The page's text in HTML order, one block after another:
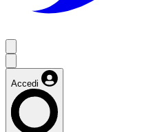
Accedi